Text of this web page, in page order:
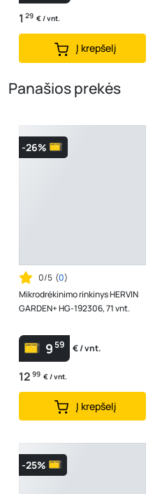
1 29 € / vnt.
Į krepšelį
Panašios prekės
-26%
0/5 (0)
Mikrodrėkinimo rinkinys HERVIN
GARDEN+ HG-192306, 71 vnt.
959 € / vnt.
12 99 € / vnt.
Į krepšelį
-25%